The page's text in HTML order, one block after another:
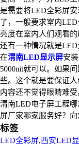
是需要将LED全彩屏
了，一般要求室内
亮度在室内人们观看
还有一种情况就是
在渭南LED显示屏安
5000nit就可以。如果
些。这个就是要保证
内容还不觉得眼睛难受
渭南LED电子屏工程
屏厂家哪家服务好？
标签
LED全彩屏,西安LED